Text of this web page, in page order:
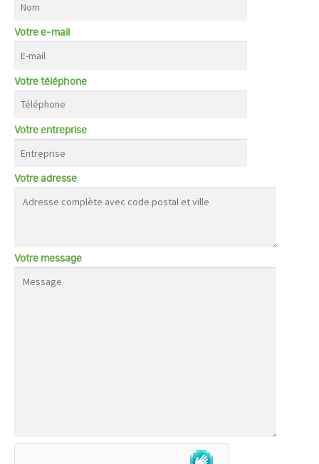
Votre e-mail
Votre téléphone
Votre entreprise
Votre adresse
Votre message